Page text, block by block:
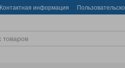
Контактная информация